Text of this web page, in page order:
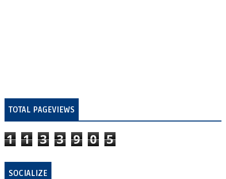
TOTAL PAGEVIEWS
1 1 3 3 9 0 5
SOCIALIZE